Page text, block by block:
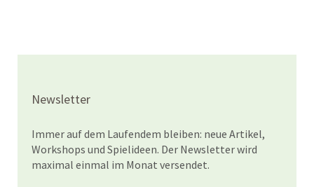
Newsletter
Immer auf dem Laufendem bleiben: neue Artikel,
Workshops und Spielideen. Der Newsletter wird
maximal einmal im Monat versendet.